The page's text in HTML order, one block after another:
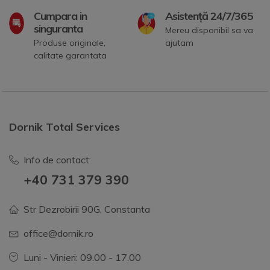
Cumpara in
singuranta
Produse originale,
calitate garantata
Asistență 24/7/365
Mereu disponibil sa va
ajutam
Dornik Total Services
Info de contact:
+40 731 379 390
Str Dezrobirii 90G, Constanta
office@dornik.ro
Luni - Vinieri: 09.00 - 17.00